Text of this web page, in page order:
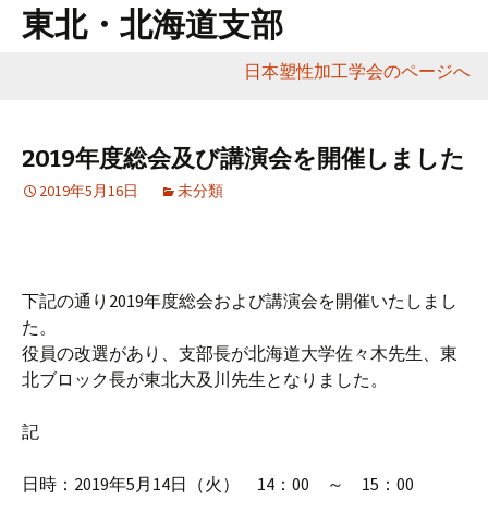
東北・北海道支部
日本塑性加工学会のページへ
2019年度総会及び講演会を開催しました
2019年5月16日 未分類
下記の通り2019年度総会および講演会を開催いたしまし
た。
役員の改選があり、支部長が北海道大学佐々木先生、東
北ブロック長が東北大及川先生となりました。
記
日時：2019年5月14日（火） 14：00 ～ 15：00